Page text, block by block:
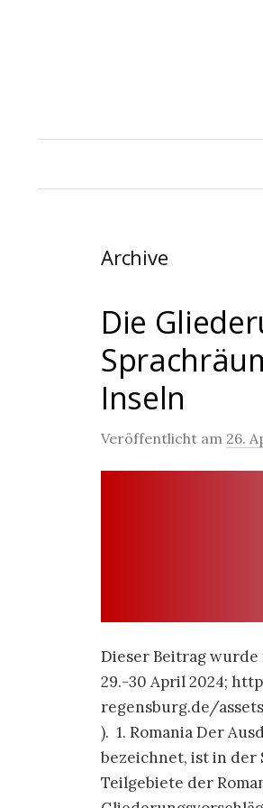
Archive
Die
Inseln
Veröffentlicht am 26.
Dieser Beitrag wurde
29.-30 April 2024;
regensburg.de/
). 1. Romania Der
bezeichnet, ist in der
Teilgebiete der